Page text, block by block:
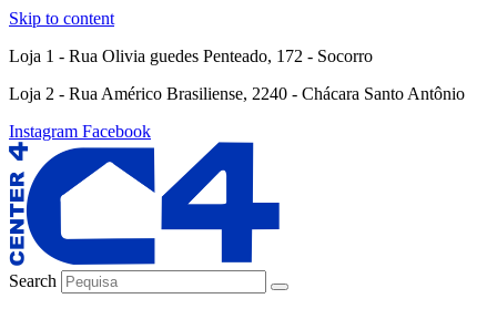
Skip to content
Loja 1 - Rua Olivia guedes Penteado, 172 - Socorro
Loja 2 - Rua Américo Brasiliense, 2240 - Chácara Santo Antônio
Instagram Facebook
Search